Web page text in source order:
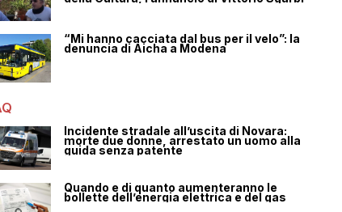
“Mi hanno cacciata dal bus per il velo”: la
denuncia di Aicha a Modena
Incidente stradale all’uscita di Novara:
morte due donne, arrestato un uomo alla
guida senza patente
Quando e di quanto aumenteranno le
bollette dell’energia elettrica e del gas